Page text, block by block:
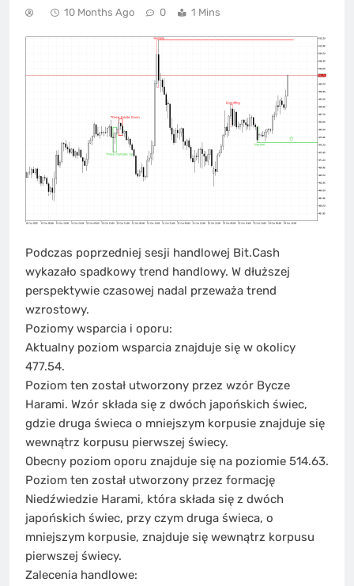
10 Months Ago 0 1 Mins
Podczas poprzedniej sesji handlowej Bit.Cash
wykazało spadkowy trend handlowy. W dłuższej
perspektywie czasowej nadal przeważa trend
wzrostowy.
Poziomy wsparcia i oporu:
Aktualny poziom wsparcia znajduje się w okolicy
477.54.
Poziom ten został utworzony przez wzór Bycze
Harami. Wzór składa się z dwóch japońskich świec,
gdzie druga świeca o mniejszym korpusie znajduje się
wewnątrz korpusu pierwszej świecy.
Obecny poziom oporu znajduje się na poziomie 514.63.
Poziom ten został utworzony przez formację
Niedźwiedzie Harami, która składa się z dwóch
japońskich świec, przy czym druga świeca, o
mniejszym korpusie, znajduje się wewnątrz korpusu
pierwszej świecy.
Zalecenia handlowe: